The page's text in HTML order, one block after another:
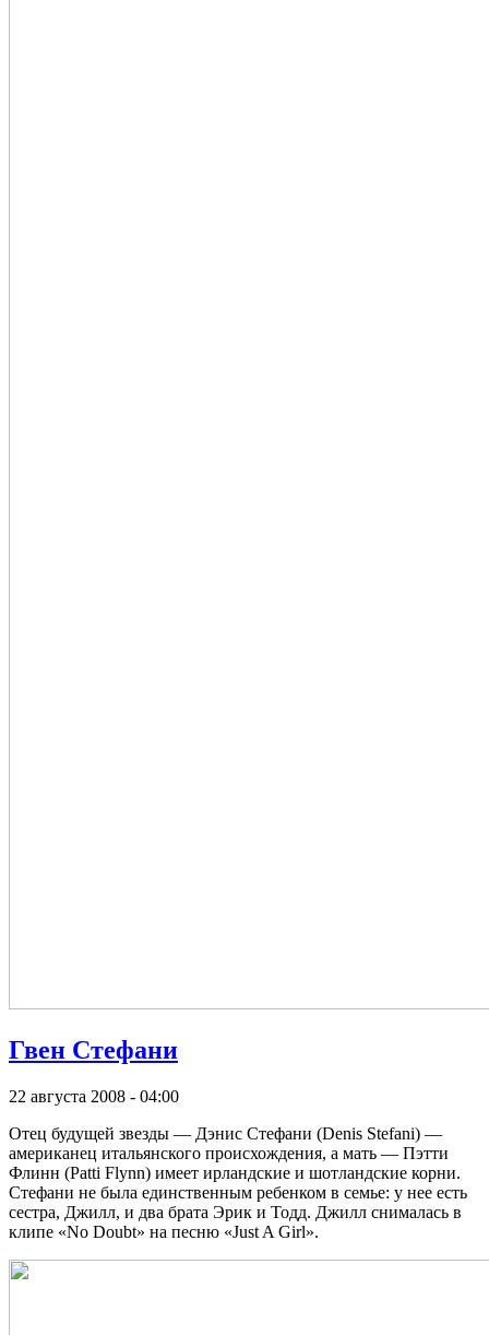
Гвен Стефани
22 августа 2008 - 04:00
Отец будущей звезды — Дэнис Стефани (Denis Stefani) —
американец итальянского происхождения, а мать — Пэтти
Флинн (Patti Flynn) имеет ирландские и шотландские корни.
Стефани не была единственным ребенком в семье: у нее есть
сестра, Джилл, и два брата Эрик и Тодд. Джилл снималась в
клипе «No Doubt» на песню «Just A Girl».